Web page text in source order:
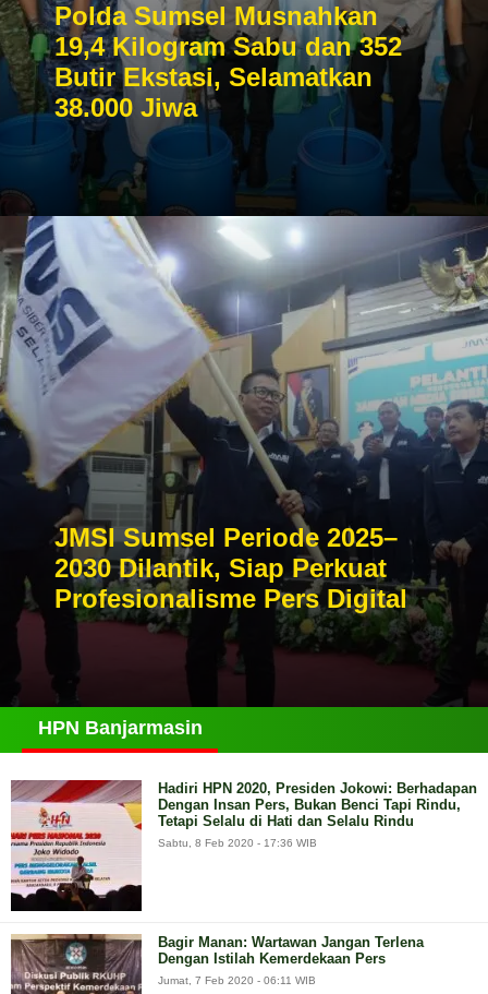
Polda Sumsel Musnahkan
19,4 Kilogram Sabu dan 352
Butir Ekstasi, Selamatkan
38.000 Jiwa
JMSI Sumsel Periode 2025–
2030 Dilantik, Siap Perkuat
Profesionalisme Pers Digital
HPN Banjarmasin
Hadiri HPN 2020, Presiden Jokowi: Berhadapan
Dengan Insan Pers, Bukan Benci Tapi Rindu,
Tetapi Selalu di Hati dan Selalu Rindu
Sabtu, 8 Feb 2020 - 17:36 WIB
Bagir Manan: Wartawan Jangan Terlena
Dengan Istilah Kemerdekaan Pers
Jumat, 7 Feb 2020 - 06:11 WIB